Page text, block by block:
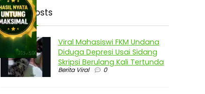
Latest Posts
Viral Mahasiswi FKM Undana
Diduga Depresi Usai Sidang
Skripsi Berulang Kali Tertunda
Berita Viral 0